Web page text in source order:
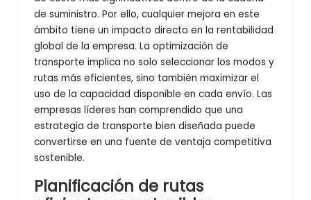
de suministro. Por ello, cualquier mejora en este
ámbito tiene un impacto directo en la rentabilidad
global de la empresa. La optimización de
transporte implica no solo seleccionar los modos y
rutas más eficientes, sino también maximizar el
uso de la capacidad disponible en cada envío. Las
empresas líderes han comprendido que una
estrategia de transporte bien diseñada puede
convertirse en una fuente de ventaja competitiva
sostenible.
Planificación de rutas